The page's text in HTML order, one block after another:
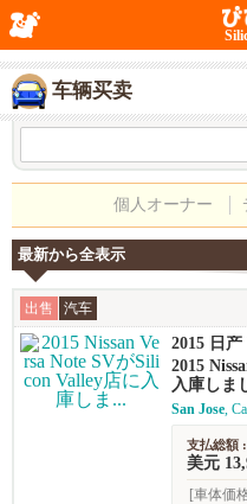
车辆买卖
個人オーナー
最新から全表示
出售 汽车
2015 日产
2015
入庫しま
San Jose,
支払総額 :
美元
[車体価